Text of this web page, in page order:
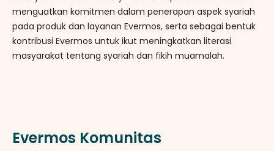
menguatkan komitmen dalam penerapan aspek syariah
pada produk dan layanan Evermos, serta sebagai bentuk
kontribusi Evermos untuk ikut meningkatkan literasi
masyarakat tentang syariah dan fikih muamalah.
Evermos Komunitas